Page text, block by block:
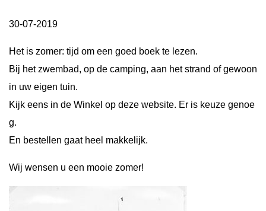
30-07-2019
Het is zomer: tijd om een goed boek te lezen.
Bij het zwembad, op de camping, aan het strand of gewoon
in uw eigen tuin.
Kijk eens in de Winkel op deze website. Er is keuze genoe
g.
En bestellen gaat heel makkelijk.
Wij wensen u een mooie zomer!